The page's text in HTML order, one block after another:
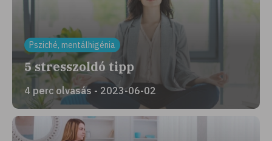
Psziché, mentálhigénia
5 stresszoldó tipp
4 perc olvasás - 2023-06-02